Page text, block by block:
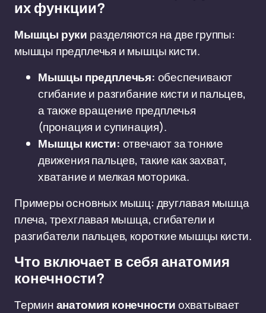
их функции?
Мышцы руки разделяются на две группы:
мышцы предплечья и мышцы кисти.
Мышцы предплечья: обеспечивают
сгибание и разгибание кисти и пальцев,
а также вращение предплечья
(пронация и супинация).
Мышцы кисти: отвечают за тонкие
движения пальцев, такие как захват,
хватание и мелкая моторика.
Примеры основных мышц: двуглавая мышца
плеча, трехглавая мышца, сгибатели и
разгибатели пальцев, короткие мышцы кисти.
Что включает в себя анатомия
конечности?
Терминанатомия конечностиохватывает